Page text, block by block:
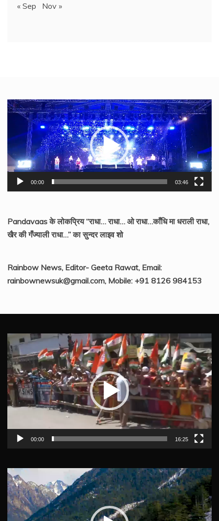
« Sep Nov »
Video
Player
00:00 03:46
Pandavaas के लोकप्रिय “राधा… राधा… ओ राधा…काँधि मा धराली राधा,
खैर की गँज्याली राधा…” का सुन्दर लाइव शो
Rainbow News, Editor- Geeta Rawat, Email:
rainbownewsuk@gmail.com, Mobile: +91 8126 984153
Video
Player
00:00 16:25
Video
Player